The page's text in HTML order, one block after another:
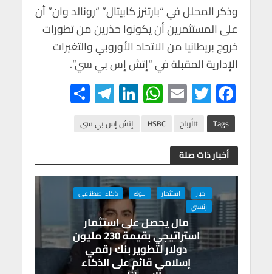
وذكر المحلل في “بارتنرز كابيتال” “رونالد وان” أن
على المستثمرين أن يكونوا حذرين من تطورات
خروج بريطانيا من الاتحاد الأوروبي والتغيرات
الإدارية المقبلة في “إتش إس بي سي”.
F
ac
e
b
o
o
k
T
wi
tt
er
E
m
ail
W
h
at
A
p
p
Li
n
ke
n
Te
le
gr
m
Tags #أرباح HSBC إتش إس بي سي
أخبار ذات صلة
اخبار استثمار بنوك
ذكاء اصطناعى
رئيسي
مال يحصل على استثمار
استراتيجي بقيمة 230 مليون
دولار لتطوير بنك رقمي
إسلامي قائم على الذكاء